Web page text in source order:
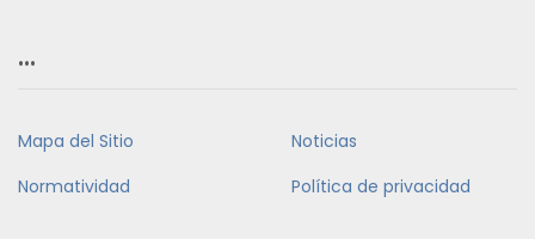
…
Mapa del Sitio
Noticias
Normatividad
Política de privacidad